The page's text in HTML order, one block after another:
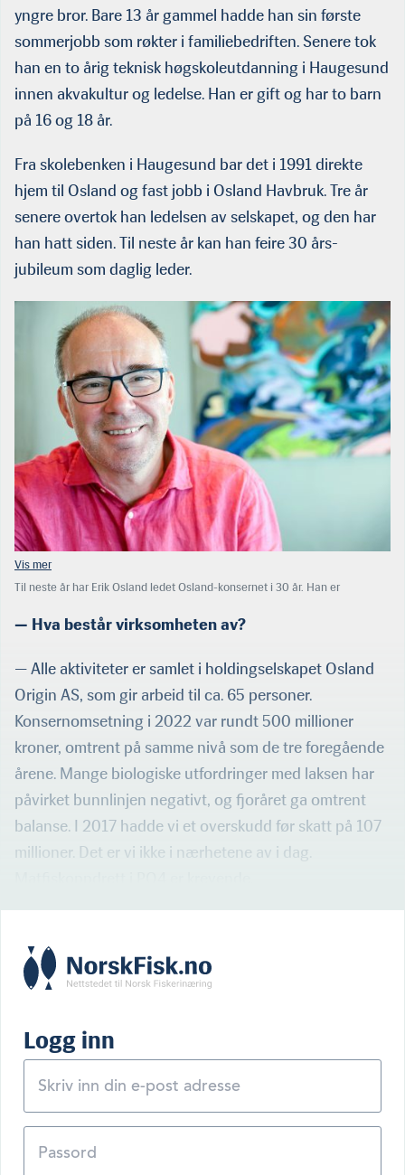
yngre bror. Bare 13 år gammel hadde han sin første
sommerjobb som røkter i familiebedriften. Senere tok
han en to årig teknisk høgskoleutdanning i Haugesund
innen akvakultur og ledelse. Han er gift og har to barn
på 16 og 18 år.
Fra skolebenken i Haugesund bar det i 1991 direkte
hjem til Osland og fast jobb i Osland Havbruk. Tre år
senere overtok han ledelsen av selskapet, og den har
han hatt siden. Til neste år kan han feire 30 års-
jubileum som daglig leder.
Til neste år har Erik Osland ledet Osland-konsernet i 30 år. Han er
navnet Osland Ørretoppdrett. (Foto: Therese Tande)
— Hva består virksomheten av?
— Alle aktiviteter er samlet i holdingselskapet Osland
Origin AS, som gir arbeid til ca. 65 personer.
Konsernomsetning i 2022 var rundt 500 millioner
kroner, omtrent på samme nivå som de tre foregående
årene. Mange biologiske utfordringer med laksen har
påvirket bunnlinjen negativt, og fjoråret ga omtrent
balanse. I 2017 hadde vi et overskudd før skatt på 107
millioner. Det er vi ikke i nærhetene av i dag.
Logg inn